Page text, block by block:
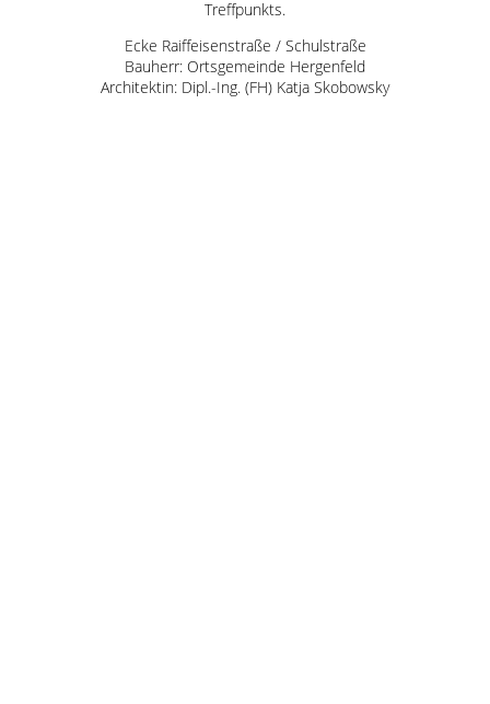
Treffpunkts.
Ecke Raiffeisenstraße / Schulstraße
Bauherr: Ortsgemeinde Hergenfeld
Architektin: Dipl.-Ing. (FH) Katja Skobowsky